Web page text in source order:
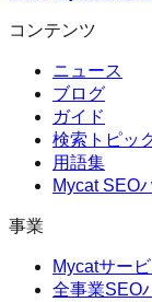
コンテンツ
ニュース
ブログ
ガイド
検索トピッ
用語集
Mycat SEO
事業
Mycatサー
全事業SEO